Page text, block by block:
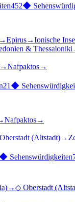
452◆
→Epirus→Ionische
& Thessaloniki
→Nafpaktos→
21 ◆
Nafpaktos→
Oberstadt (Altstadt)→
◆ Sehenswürdigkeiten
→◇ Oberstadt